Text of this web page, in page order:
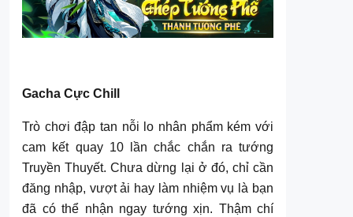
Gacha Cực Chill
Trò chơi đập tan nỗi lo nhân phẩm kém với
cam kết quay 10 lần chắc chắn ra tướng
Truyền Thuyết. Chưa dừng lại ở đó, chỉ cần
đăng nhập, vượt ải hay làm nhiệm vụ là bạn
đã có thể nhận ngay tướng xịn. Thậm chí